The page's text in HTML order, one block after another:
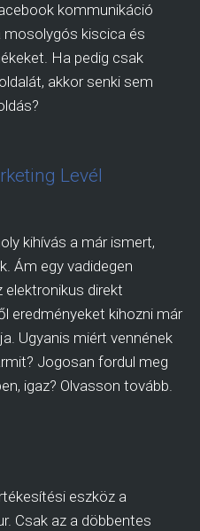
kommunikáció
mosolygós kiscica és
Ha pedig csak
akkor senki sem
Levél
kihívás a már ismert,
Ám egy vadidegen
elektronikus direkt
eredményeket kihozni már
Ugyanis miért vennének
Jogosan fordul meg
igaz? Olvasson tovább.
eszköz a
Csak az a döbbentes